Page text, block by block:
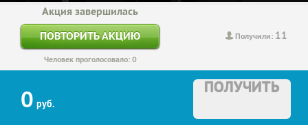
Получили: 11
Акция завершилась
ПОВТОРИТЬ АКЦИЮ
Человек проголосовало: 0
0 руб.
ПОЛУЧИТЬ